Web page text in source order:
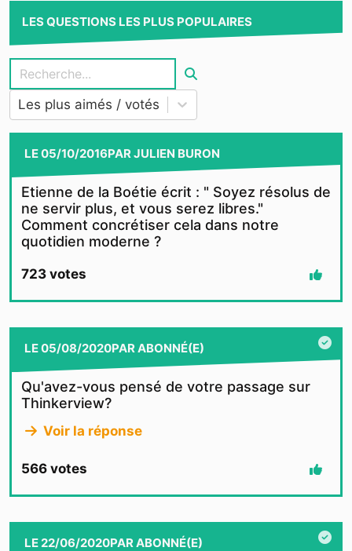
LES QUESTIONS LES PLUS POPULAIRES
Les plus aimés / votés
LE05/10/2016PAR JULIEN BURON
Etienne de la Boétie écrit : " Soyez résolus de
ne servir plus, et vous serez libres."
Comment concrétiser cela dans notre
quotidien moderne ?
723 votes
LE05/08/2020PARABONNÉ(E)
Qu'avez-vous pensé de votre passage sur
Thinkerview?
Voir la réponse
566 votes
LE 22/06/2020PAR ABONNÉ(E)